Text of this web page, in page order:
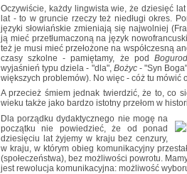
Oczywiście, każdy lingwista wie, że dziesięć
lat - to w gruncie rzeczy też niedługi okres.
języki słowiańskie zmieniają się najwolniej
ją mieć przetłumaczoną na język
też je musi mieć przełożone na współczesną
czasy szkolne - pamiętamy, że pod
wyjaśnień typu dziela - "dla", Bożyc - "Syn
większych problemów). No więc - cóż tu
A przecież śmiem jednak twierdzić, że to, co
wieku także jako bardzo istotny przełom w
Dla porządku dydaktycznego nie mogę na
początku nie powiedzieć, że od ponad
dziesięciu lat żyjemy w kraju bez cenzury,
w kraju, w którym obieg komunikacyjny
(społeczeństwa), bez możliwości powrotu.
jest rewolucja komunikacyjna: możliwość